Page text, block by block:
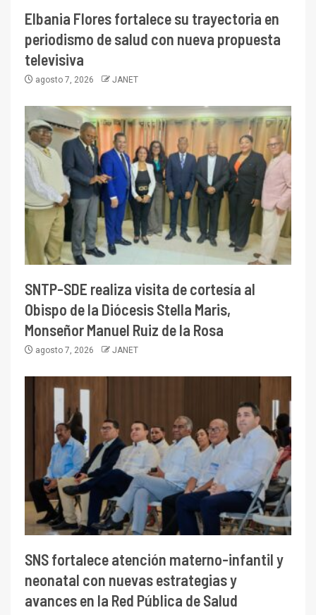
Elbania Flores fortalece su trayectoria en
periodismo de salud con nueva propuesta
televisiva
agosto 7, 2026 JANET
SNTP-SDE realiza visita de cortesía al
Obispo de la Diócesis Stella Maris,
Monseñor Manuel Ruiz de la Rosa
agosto 7, 2026 JANET
SNS fortalece atención materno-infantil y
neonatal con nuevas estrategias y
avances en la Red Pública de Salud